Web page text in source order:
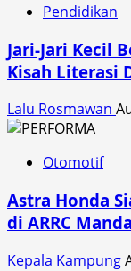
Pendidikan
Jari-Jari Kecil
Kisah Literasi
Lalu Rosmawan
Otomotif
Astra Honda
di ARRC
Kepala Kampung